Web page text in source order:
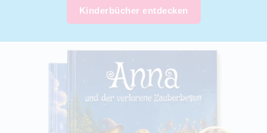
Kinderbücher entdecken